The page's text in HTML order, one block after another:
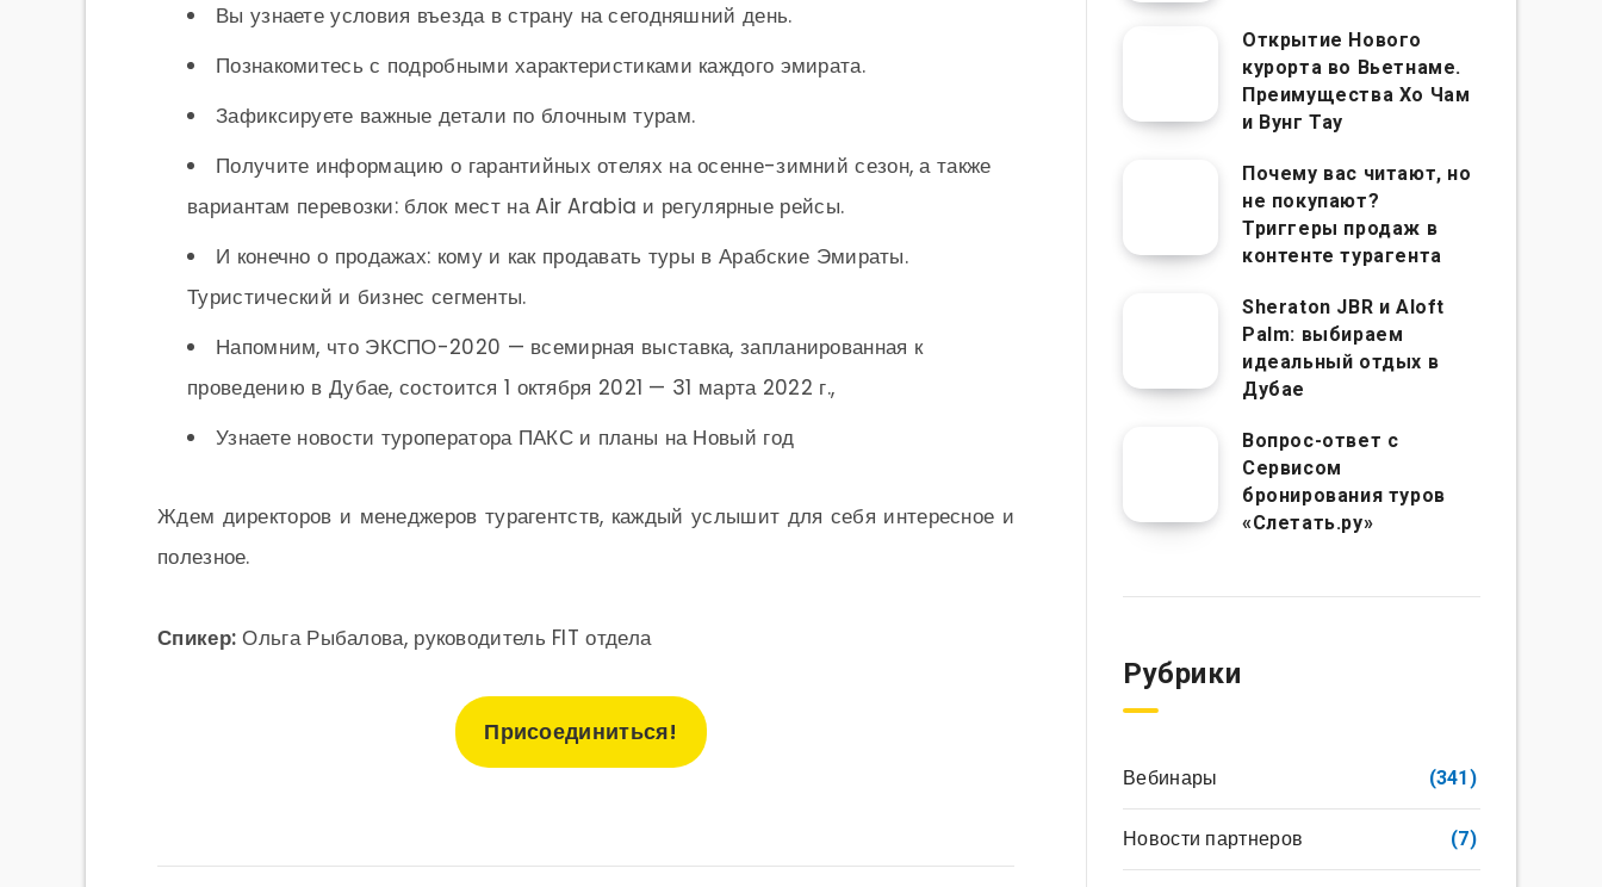
Вы узнаете условия въезда в страну на сегодняшний день.
Познакомитесь с подробными характеристиками каждого эмирата.
Зафиксируете важные детали по блочным турам.
Получите информацию о гарантийных отелях на осенне-зимний сезон, а также
вариантам перевозки: блок мест на Air Arabia и регулярные рейсы.
И конечно о продажах: кому и как продавать туры в Арабские Эмираты.
Туристический и бизнес сегменты.
Напомним, что ЭКСПО-2020 — всемирная выставка, запланированная к
проведению в Дубае, состоится 1 октября 2021 — 31 марта 2022 г.,
Узнаете новости туроператора ПАКС и планы на Новый год
Ждем директоров и менеджеров турагентств, каждый услышит для себя интересное и
полезное.
Спикер: Ольга Рыбалова, руководитель FIT отдела
Присоединиться!
Открытие Нового
курорта во Вьетнаме.
Преимущества Хо Чам
и Вунг Тау
Почему вас читают, но
не покупают?
Триггеры продаж в
контенте турагента
Sheraton JBR и Aloft
Palm: выбираем
идеальный отдых в
Дубае
Вопрос-ответ с
Сервисом
бронирования туров
«Слетать.ру»
Рубрики
Вебинары (341)
Новости партнеров (7)